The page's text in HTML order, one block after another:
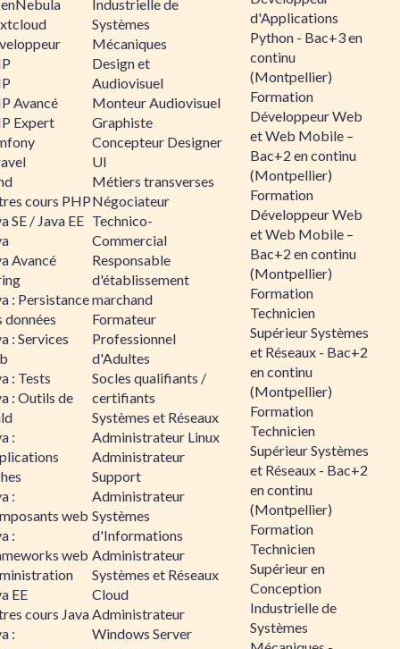
Avancé
Expert
cours PHP
SE / Java EE
Avancé
: Persistance
données
: Services
: Tests
: Outils de
:
:
web
:
web
EE
cours Java
:
Industrielle de
Systèmes
Mécaniques
Design et
Audiovisuel
Monteur Audiovisuel
Graphiste
Concepteur Designer
UI
Métiers transverses
Négociateur
Technico-
Commercial
Responsable
d'établissement
marchand
Formateur
Professionnel
d'Adultes
Socles qualifiants /
certifiants
Systèmes et Réseaux
Administrateur Linux
Administrateur
Support
Administrateur
Systèmes
d'Informations
Administrateur
Systèmes et Réseaux
Cloud
Administrateur
Windows Server
d'Applications
Python - Bac+3 en
continu
(Montpellier)
Formation
Développeur Web
et Web Mobile –
Bac+2 en continu
(Montpellier)
Formation
Développeur Web
et Web Mobile –
Bac+2 en continu
(Montpellier)
Formation
Technicien
Supérieur Systèmes
et Réseaux - Bac+2
en continu
(Montpellier)
Formation
Technicien
Supérieur Systèmes
et Réseaux - Bac+2
en continu
(Montpellier)
Formation
Technicien
Supérieur en
Conception
Industrielle de
Systèmes